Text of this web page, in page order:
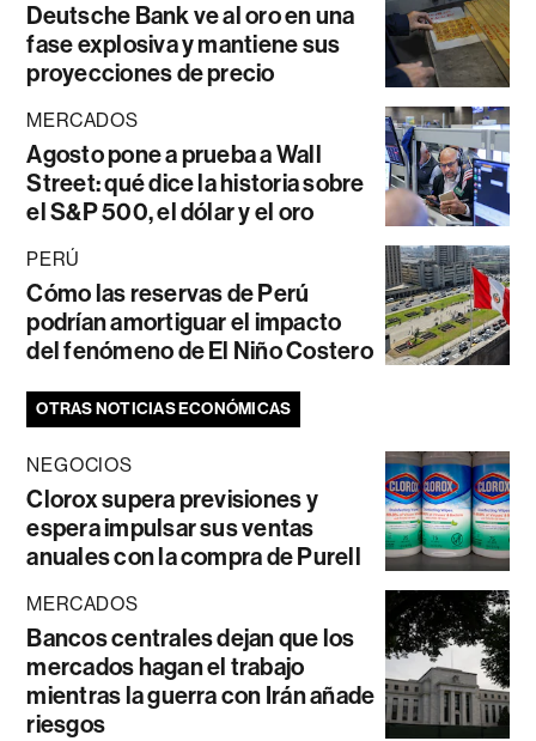
Deutsche Bank ve al oro en una
fase explosiva y mantiene sus
proyecciones de precio
MERCADOS
Agosto pone a prueba a Wall
Street: qué dice la historia sobre
el S&P 500, el dólar y el oro
PERÚ
Cómo las reservas de Perú
podrían amortiguar el impacto
del fenómeno de El Niño Costero
OTRAS NOTICIAS ECONÓMICAS
NEGOCIOS
Clorox supera previsiones y
espera impulsar sus ventas
anuales con la compra de Purell
MERCADOS
Bancos centrales dejan que los
mercados hagan el trabajo
mientras la guerra con Irán añade
riesgos